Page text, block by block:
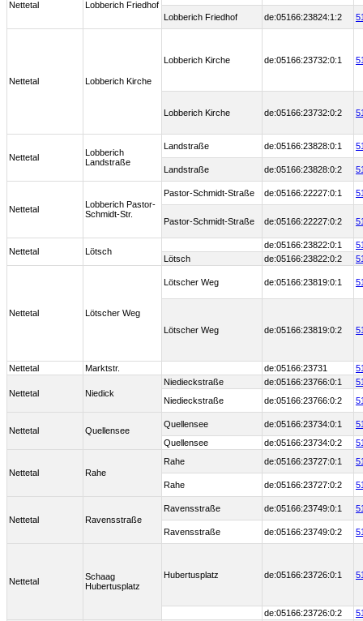
Nettetal
Lobberich Friedhof
Lobberich Friedhof
de:05166:23824:1:2
Nettetal Lobberich Kirche
Lobberich Kirche de:05166:23732:0:1
Lobberich Kirche de:05166:23732:0:2
Nettetal
Lobberich
Landstraße
Landstraße de:05166:23828:0:1
Landstraße de:05166:23828:0:2
Nettetal
Lobberich Pastor-
Schmidt-Str.
Pastor-Schmidt-Straße de:05166:22227:0:1
Pastor-Schmidt-Straße de:05166:22227:0:2
Nettetal Lötsch
de:05166:23822:0:1
Lötsch
de:05166:23822:0:2
Nettetal Lötscher Weg
Lötscher Weg de:05166:23819:0:1
Lötscher Weg de:05166:23819:0:2
Nettetal Marktstr. de:05166:23731
Nettetal Niedick
Niedieckstraße de:05166:23766:0:1
Niedieckstraße
de:05166:23766:0:2
Nettetal Quellensee
Quellensee de:05166:23734:0:1
Quellensee
de:05166:23734:0:2
Nettetal Rahe
Rahe de:05166:23727:0:1
Rahe de:05166:23727:0:2
Nettetal Ravensstraße
Ravensstraße de:05166:23749:0:1
Ravensstraße de:05166:23749:0:2
Nettetal
Schaag
Hubertusplatz
Hubertusplatz de:05166:23726:0:1
de:05166:23726:0:2